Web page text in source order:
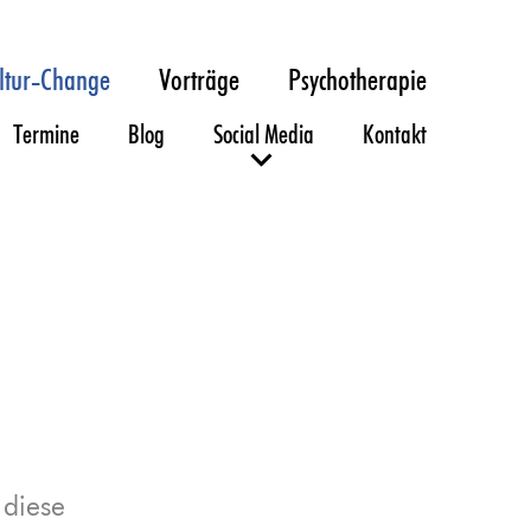
Change Vorträge Psychotherapie
Termine Blog Social Media Kontakt